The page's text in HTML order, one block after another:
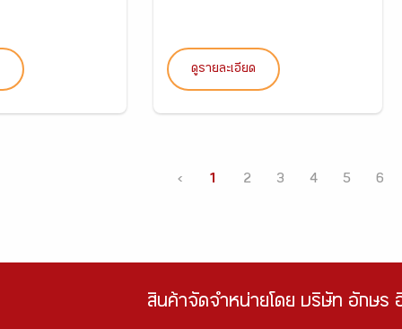
ดูรายละเอียด
‹ 1 2 3 4 5 6
สินค้าจัดจำหน่ายโดย บริษัท อักษร